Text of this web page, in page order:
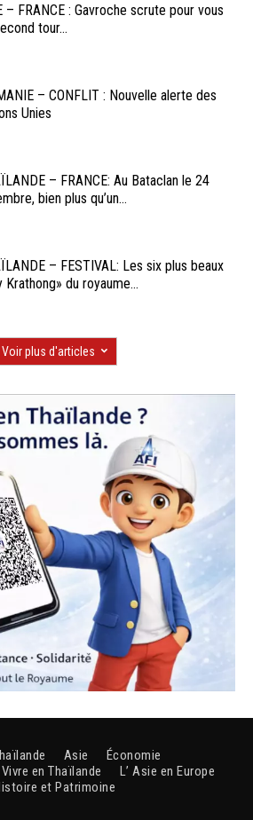
– FRANCE : Gavroche scrute pour vous
tour...
– CONFLIT : Nouvelle alerte des
Unies
– FRANCE: Au Bataclan le 24
bien plus qu’un...
– FESTIVAL: Les six plus beaux
Krathong» du royaume...
Voir plus d'articles
Asie
Économie
Vivre en Thaïlande
L’ Asie en Europe
et Patrimoine